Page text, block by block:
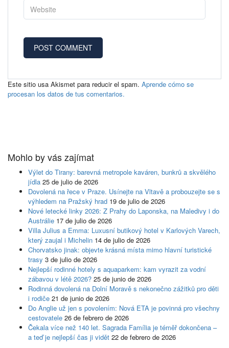
Este sitio usa Akismet para reducir el spam. Aprende cómo se
procesan los datos de tus comentarios.
Mohlo by vás zajímat
Výlet do Tirany: barevná metropole kaváren, bunkrů a skvělého
jídla 25 de julio de 2026
Dovolená na řece v Praze. Usínejte na Vltavě a probouzejte se s
výhledem na Pražský hrad 19 de julio de 2026
Nové letecké linky 2026: Z Prahy do Laponska, na Maledivy i do
Austrálie 17 de julio de 2026
Villa Julius a Emma: Luxusní butikový hotel v Karlových Varech,
který zaujal i Michelin 14 de julio de 2026
Chorvatsko jinak: objevte krásná místa mimo hlavní turistické
trasy 3 de julio de 2026
Nejlepší rodinné hotely s aquaparkem: kam vyrazit za vodní
zábavou v létě 2026? 25 de junio de 2026
Rodinná dovolená na Dolní Moravě s nekonečno zážitků pro děti
i rodiče 21 de junio de 2026
Do Anglie už jen s povolením: Nová ETA je povinná pro všechny
cestovatele 26 de febrero de 2026
Čekala více než 140 let. Sagrada Família je téměř dokončena –
a teď je nejlepší čas ji vidět 22 de febrero de 2026